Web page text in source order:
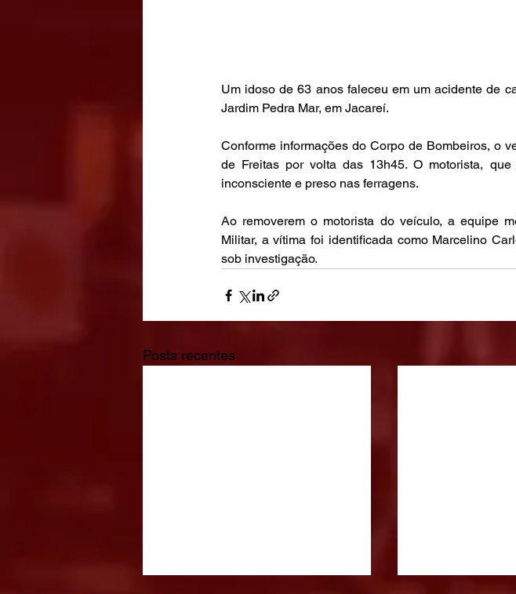
Um idoso de 63 anos faleceu em um acidente de
Jardim Pedra Mar, em Jacareí.
Conforme informações do Corpo de Bombeiros, o
de Freitas por volta das 13h45. O motorista,
inconsciente e preso nas ferragens.
Ao removerem o motorista do veículo, a equipe
Militar, a vítima foi identificada como Marcelino
sob investigação.
Posts recentes